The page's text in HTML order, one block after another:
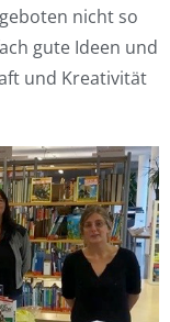
nicht so
gute Ideen und
und Kreativität